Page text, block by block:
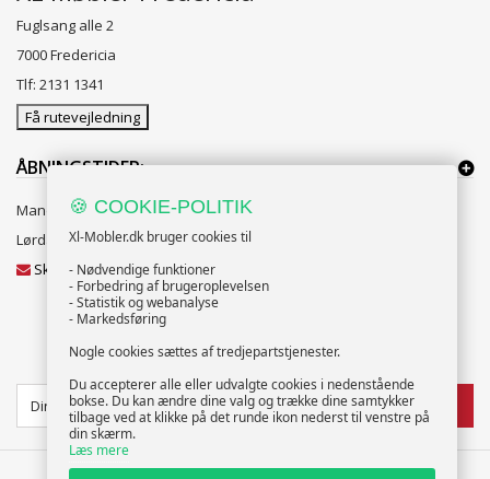
Fuglsang alle 2
7000 Fredericia
Tlf: 2131 1341
Få rutevejledning
ÅBNINGSTIDER:
Mandag til Fredag 10:00 til 18:00
Lørdag og Søndag 10:00 til 16:00
Skriv til vores kundeservice
NYHEDSBREV
TILMELD
🍪 COOKIE-POLITIK
Xl-Mobler.dk bruger cookies til
- Nødvendige funktioner
- Forbedring af brugeroplevelsen
- Statistik og webanalyse
- Markedsføring
Nogle cookies sættes af tredjepartstjenester.
Du accepterer alle eller udvalgte cookies i nedenstående
bokse. Du kan ændre dine valg og trække dine samtykker
tilbage ved at klikke på det runde ikon nederst til venstre på
din skærm.
Læs mere